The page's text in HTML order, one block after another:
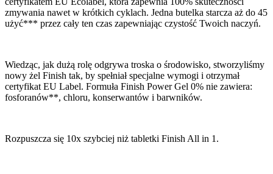
zmywania nawet w krótkich cyklach. Jedna butelka starcza aż do 45
użyć*** przez cały ten czas zapewniając czystość Twoich naczyń.
Wiedząc, jak dużą rolę odgrywa troska o środowisko, stworzyliśmy
nowy żel Finish tak, by spełniał specjalne wymogi i otrzymał
certyfikat EU Label. Formuła Finish Power Gel 0% nie zawiera:
fosforanów**, chloru, konserwantów i barwników.
Rozpuszcza się 10x szybciej niż tabletki Finish All in 1.